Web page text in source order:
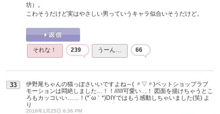
坊）。
こわそうだけど実はやさしい男っていうキャラ似合いそうだけど。
それな！ 239 うーん… 66
33
伊野尾ちゃんの猫っぽさいいですよね～( 〃▽〃)ペットショップラブ
モーションは悶絶しました…！！//////可愛い…！ 図面を描けちゃうとこ
ろもカッコいい……！(*´ω｀*)DIYではもう感動しちゃいました(笑) よ
り
2016年1月25日 6:36 PM